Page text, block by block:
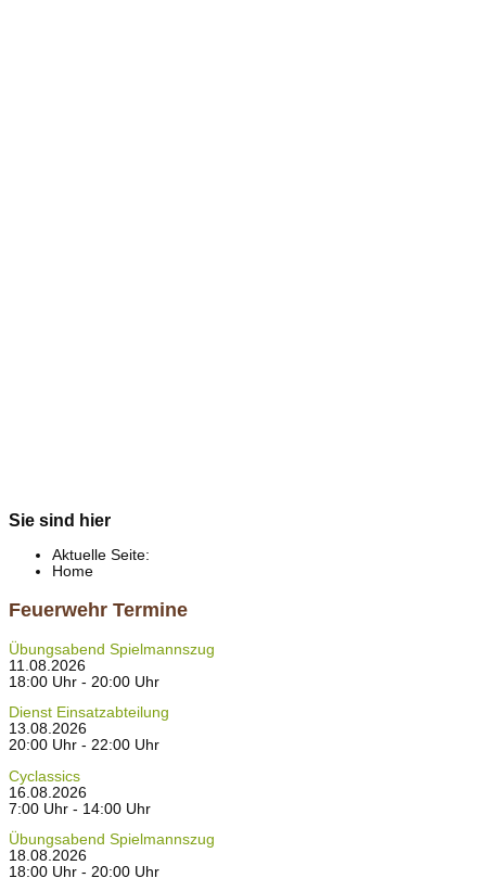
Sie sind hier
Aktuelle Seite:
Home
Feuerwehr Termine
Übungsabend Spielmannszug
11.08.2026
18:00 Uhr - 20:00 Uhr
Dienst Einsatzabteilung
13.08.2026
20:00 Uhr - 22:00 Uhr
Cyclassics
16.08.2026
7:00 Uhr - 14:00 Uhr
Übungsabend Spielmannszug
18.08.2026
18:00 Uhr - 20:00 Uhr